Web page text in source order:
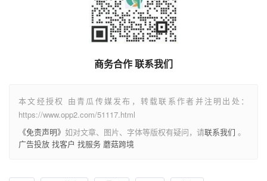
商务合作 联系我们
本文经授权 由青瓜传媒发布，转载联系作者并注明出处：
https://www.opp2.com/51117.html
《免责声明》 如对文章、图片、字体等版权有疑问，请联系我们 。
广告投放 找客户 找服务 蘑菇跨境